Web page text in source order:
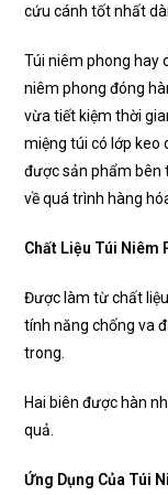
cứu cánh tốt nhất
Túi niêm phong hay
niêm phong đóng
vừa tiết kiệm thời
miệng túi có lớp keo
được sản phẩm bên
về quá trình hàng
Chất Liệu Túi Niêm
Được làm từ chất
tính năng chống va
trong.
Hai biên được hàn
quả.
Ứng Dụng Của Túi